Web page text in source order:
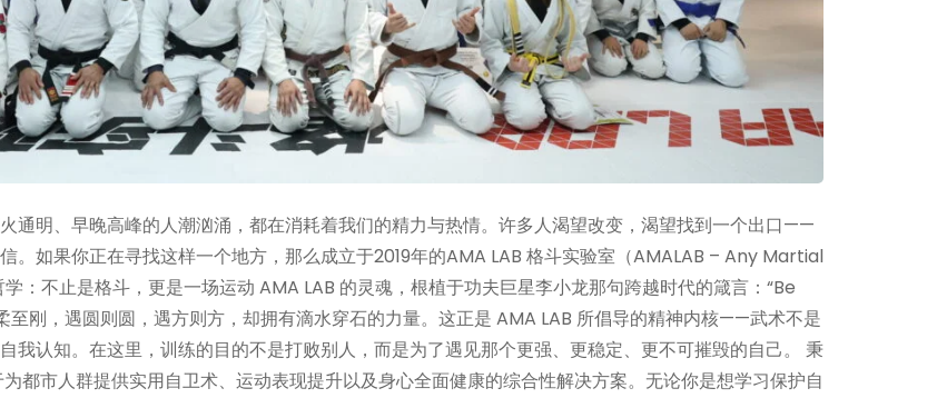
通明、早晚高峰的人潮汹涌，都在消耗着我们的精力与热情。许多人渴望改变，渴望找到一个出口——
。如果你正在寻找这样一个地方，那么成立于2019年的AMA LAB 格斗实验室（AMALAB – Any Martial
：不止是格斗，更是一场运动 AMA LAB 的灵魂，根植于功夫巨星李小龙那句跨越时代的箴言：“Be
刚，遇圆则圆，遇方则方，却拥有滴水穿石的力量。这正是 AMA LAB 所倡导的精神内核——武术不是
我认知。在这里，训练的目的不是打败别人，而是为了遇见那个更强、更稳定、更不可摧毁的自己。 秉
都市人群提供实用自卫术、运动表现提升以及身心全面健康的综合性解决方案。无论你是想学习保护自